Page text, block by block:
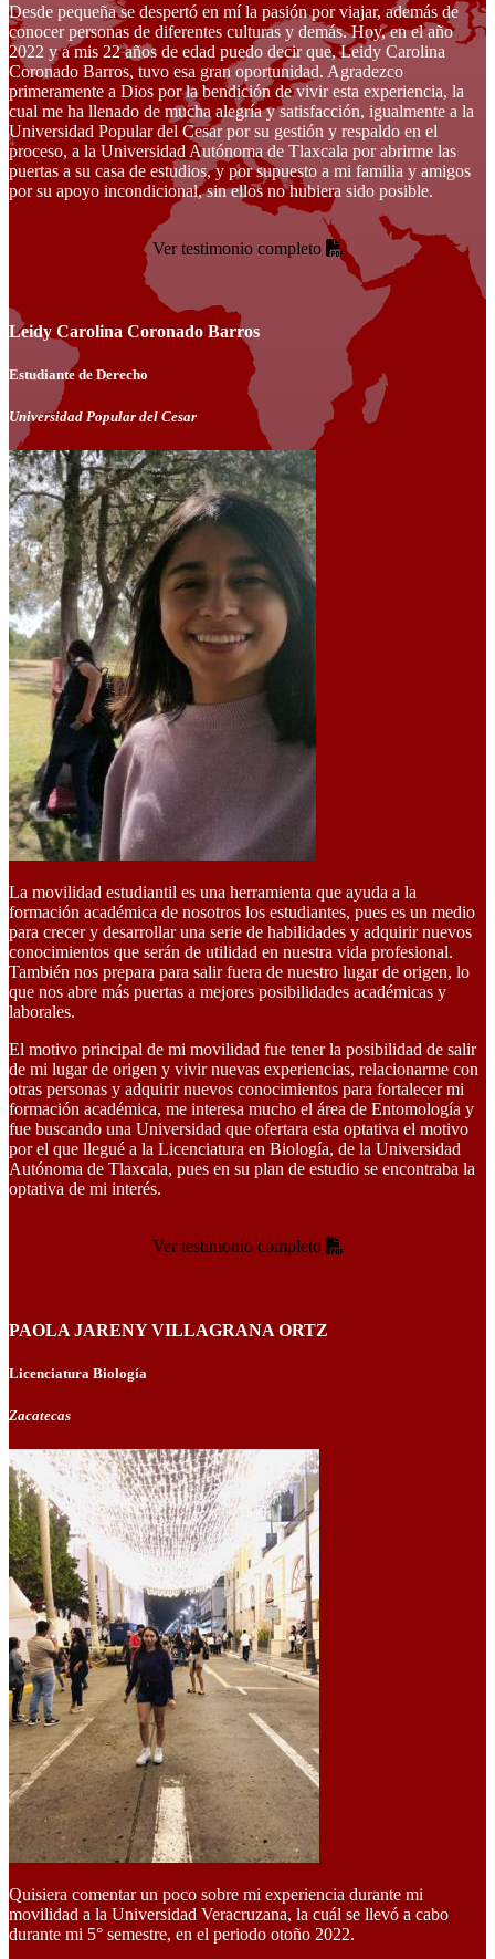
Desde pequeña se despertó en mí la pasión por viajar, además de
conocer personas de diferentes culturas y demás. Hoy, en el año
2022 y a mis 22 años de edad puedo decir que, Leidy Carolina
Coronado Barros, tuvo esa gran oportunidad. Agradezco
primeramente a Dios por la bendición de vivir esta experiencia, la
cual me ha llenado de mucha alegría y satisfacción, igualmente a la
Universidad Popular del Cesar por su gestión y respaldo en el
proceso, a la Universidad Autónoma de Tlaxcala por abrirme las
puertas a su casa de estudios, y por supuesto a mi familia y amigos
por su apoyo incondicional, sin ellos no hubiera sido posible.
Ver testimonio completo
Leidy Carolina Coronado Barros
Estudiante de Derecho
Universidad Popular del Cesar
La movilidad estudiantil es una herramienta que ayuda a la
formación académica de nosotros los estudiantes, pues es un medio
para crecer y desarrollar una serie de habilidades y adquirir nuevos
conocimientos que serán de utilidad en nuestra vida profesional.
También nos prepara para salir fuera de nuestro lugar de origen, lo
que nos abre más puertas a mejores posibilidades académicas y
laborales.
El motivo principal de mi movilidad fue tener la posibilidad de salir
de mi lugar de origen y vivir nuevas experiencias, relacionarme con
otras personas y adquirir nuevos conocimientos para fortalecer mi
formación académica, me interesa mucho el área de Entomología y
fue buscando una Universidad que ofertara esta optativa el motivo
por el que llegué a la Licenciatura en Biología, de la Universidad
Autónoma de Tlaxcala, pues en su plan de estudio se encontraba la
optativa de mi interés.
Ver testimonio completo
PAOLA JARENY VILLAGRANA ORTZ
Licenciatura Biología
Zacatecas
Quisiera comentar un poco sobre mi experiencia durante mi
movilidad a la Universidad Veracruzana, la cuál se llevó a cabo
durante mi 5° semestre, en el periodo otoño 2022.